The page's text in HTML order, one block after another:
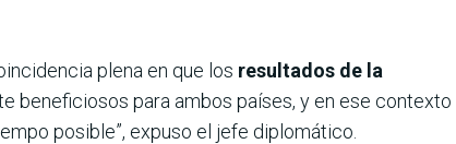
plena en que los resultados de la
beneficiosos para ambos países, y en ese contexto
posible”, expuso el jefe diplomático.